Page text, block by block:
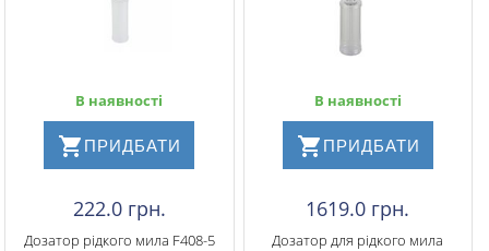
В наявності
ПРИДБАТИ
222.0 грн.
Дозатор рідкого мила F408-5
В наявності
ПРИДБАТИ
1619.0 грн.
Дозатор для рідкого мила